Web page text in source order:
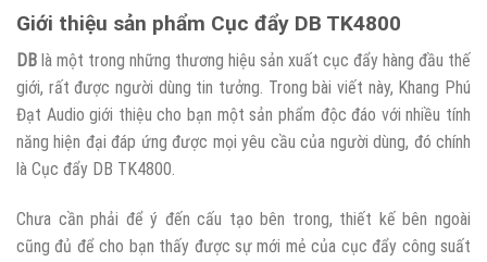
Giới thiệu sản phẩm Cục đẩy DB TK4800
DB là một trong những thương hiệu sản xuất cục đẩy hàng đầu thế
giới, rất được người dùng tin tưởng. Trong bài viết này, Khang Phú
Đạt Audio giới thiệu cho bạn một sản phẩm độc đáo với nhiều tính
năng hiện đại đáp ứng được mọi yêu cầu của người dùng, đó chính
là Cục đẩy DB TK4800.
Chưa cần phải để ý đến cấu tạo bên trong, thiết kế bên ngoài
cũng đủ để cho bạn thấy được sự mới mẻ của cục đẩy công suất